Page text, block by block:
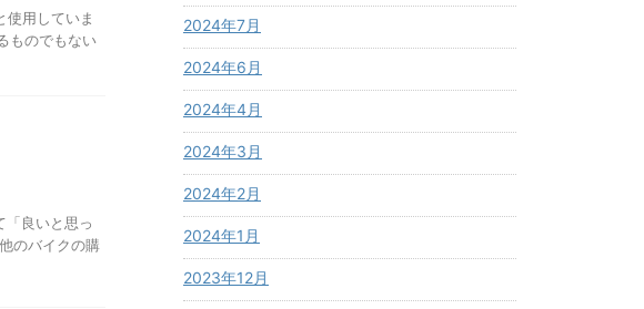
用していま
ものでもない
良いと思っ
のバイクの購
2024年7月
2024年6月
2024年4月
2024年3月
2024年2月
2024年1月
2023年12月